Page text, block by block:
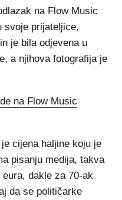
na Flow Music
svoje prijateljice,
je bila odjevena u
a njihova fotografija je
na Flow Music
cijena haljine koju je
pisanju medija, takva
dakle za 70-ak
da se političarke